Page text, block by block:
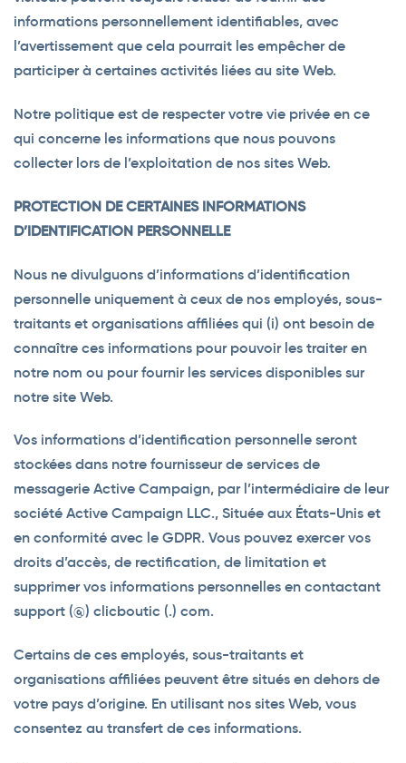
informations personnellement identifiables, avec
l’avertissement que cela pourrait les empêcher de
participer à certaines activités liées au site Web.
Notre politique est de respecter votre vie privée en ce
qui concerne les informations que nous pouvons
collecter lors de l’exploitation de nos sites Web.
PROTECTION DE CERTAINES INFORMATIONS
D’IDENTIFICATION PERSONNELLE
Nous ne divulguons d’informations d’identification
personnelle uniquement à ceux de nos employés, sous-
traitants et organisations affiliées qui (i) ont besoin de
connaître ces informations pour pouvoir les traiter en
notre nom ou pour fournir les services disponibles sur
notre site Web.
Vos informations d’identification personnelle seront
stockées dans notre fournisseur de services de
messagerie Active Campaign, par l’intermédiaire de leur
société Active Campaign LLC., Située aux États-Unis et
en conformité avec le GDPR. Vous pouvez exercer vos
droits d’accès, de rectification, de limitation et
supprimer vos informations personnelles en contactant
support (@) clicboutic (.) com.
Certains de ces employés, sous-traitants et
organisations affiliées peuvent être situés en dehors de
votre pays d’origine. En utilisant nos sites Web, vous
consentez au transfert de ces informations.